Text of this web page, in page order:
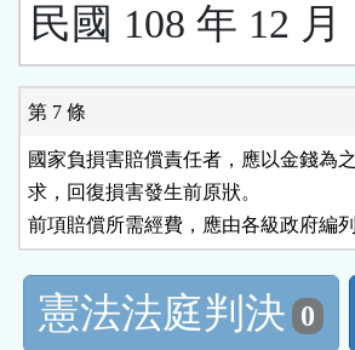
民國 108 年 12 月
第 7 條
國家負損害賠償責任者，應以金錢為
求，回復損害發生前原狀。
憲法法庭判決 0